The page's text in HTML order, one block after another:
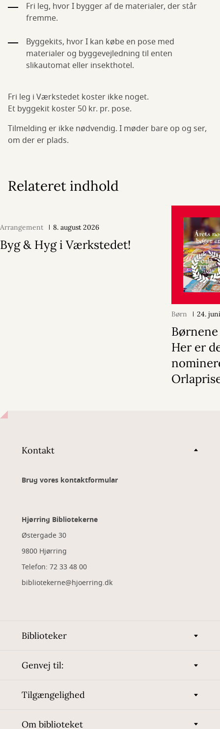
Fri leg, hvor I bygger af de materialer, der står
fremme.
Byggekits, hvor I kan købe en pose med
materialer og byggevejledning til enten
slikautomat eller insekthotel.
Fri leg i Værkstedet koster ikke noget.
Et byggekit koster 50 kr. pr. pose.
Tilmelding er ikke nødvendig. I møder bare op og ser,
om der er plads.
Relateret indhold
Arrangement 8. august 2026
Byg & Hyg i Værkstedet!
Børn 24.
Her er
Kontakt
Brug vores kontaktformular
Hjørring Bibliotekerne
Østergade 30
9800 Hjørring
Telefon: 72 33 48 00
bibliotekerne@hjoerring.dk
Biblioteker
Genvej til:
Tilgængelighed
Om biblioteket